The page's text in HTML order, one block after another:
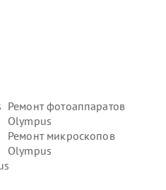
Ремонт фотоаппаратов
Olympus
Ремонт микроскопов
Olympus